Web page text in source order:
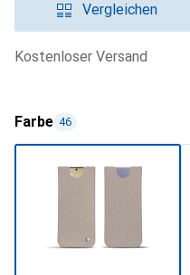
Vergleichen
kostenloser Versand
Farbe 46